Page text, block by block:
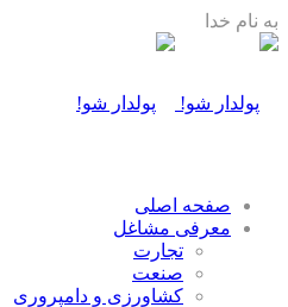
به نام خدا
صفحه اصلی
معرفی مشاغل
تجارت
صنعت
كشاورزی و دامپروری